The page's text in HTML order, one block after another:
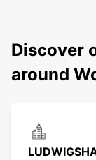
Discover
around